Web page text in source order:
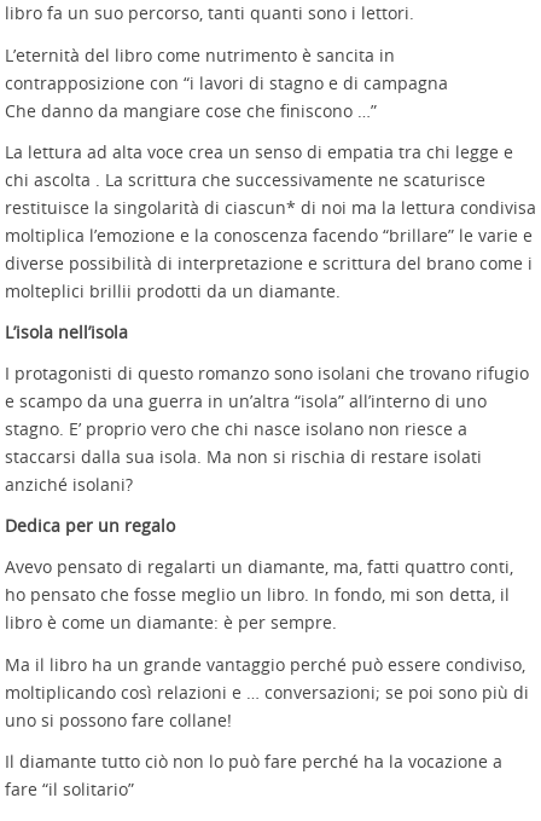
libro fa un suo percorso, tanti quanti sono i lettori.
L’eternità del libro come nutrimento è sancita in
contrapposizione con “i lavori di stagno e di campagna
Che danno da mangiare cose che finiscono …”
La lettura ad alta voce crea un senso di empatia tra chi legge e
chi ascolta . La scrittura che successivamente ne scaturisce
restituisce la singolarità di ciascun* di noi ma la lettura condivisa
moltiplica l’emozione e la conoscenza facendo “brillare” le varie e
diverse possibilità di interpretazione e scrittura del brano come i
molteplici brillii prodotti da un diamante.
L’isola nell’isola
I protagonisti di questo romanzo sono isolani che trovano rifugio
e scampo da una guerra in un’altra “isola” all’interno di uno
stagno. E’ proprio vero che chi nasce isolano non riesce a
staccarsi dalla sua isola. Ma non si rischia di restare isolati
anziché isolani?
Dedica per un regalo
Avevo pensato di regalarti un diamante, ma, fatti quattro conti,
ho pensato che fosse meglio un libro. In fondo, mi son detta, il
libro è come un diamante: è per sempre.
Ma il libro ha un grande vantaggio perché può essere condiviso,
moltiplicando così relazioni e … conversazioni; se poi sono più di
uno si possono fare collane!
Il diamante tutto ciò non lo può fare perché ha la vocazione a
fare “il solitario”